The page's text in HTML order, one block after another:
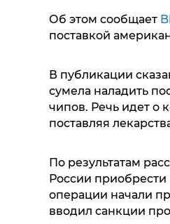
Об этом сообщает
поставкой
В публикации
сумела наладить
чипов. Речь идет о
поставляя
По результатам
России приобрести
операции начали
вводил санкции